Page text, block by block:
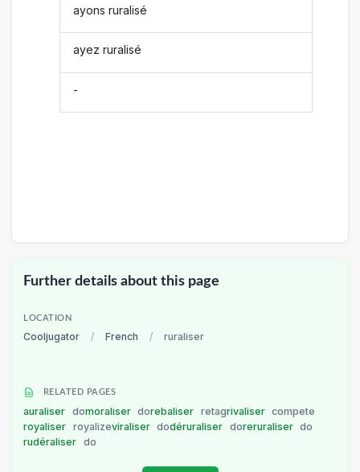
ayons ruralisé
ayez ruralisé
-
Further details about this page
LOCATION
Cooljugator / French / ruraliser
RELATED PAGES
auraliser domoraliser dorebaliser retagrivaliser compete
royaliser royalizeviraliser dodéruraliser doreruraliser do
rudéraliser do